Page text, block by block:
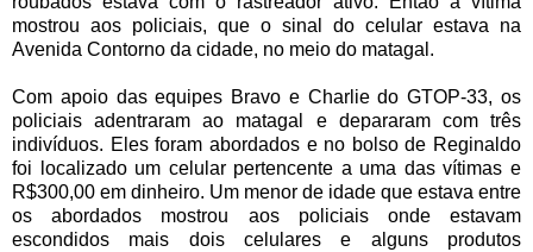
mostrou aos policiais, que o sinal do celular estava na
Avenida Contorno da cidade, no meio do matagal.
Com apoio das equipes Bravo e Charlie do GTOP-33, os
policiais adentraram ao matagal e depararam com três
indivíduos. Eles foram abordados e no bolso de Reginaldo
foi localizado um celular pertencente a uma das vítimas e
R$300,00 em dinheiro. Um menor de idade que estava entre
os abordados mostrou aos policiais onde estavam
escondidos mais dois celulares e alguns produtos